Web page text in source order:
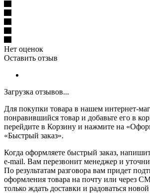
Нет оценок
Оставить отзыв
Загрузка отзывов...
Для покупки товара в нашем интернет-
понравившийся товар и добавьте его в
перейдите в Корзину и нажмите на
«Быстрый заказ».
Когда оформляете быстрый заказ,
e-mail. Вам перезвонит менеджер и
По результатам разговора вам придет
оформления товара на почту или через
только ждать доставки и радоваться